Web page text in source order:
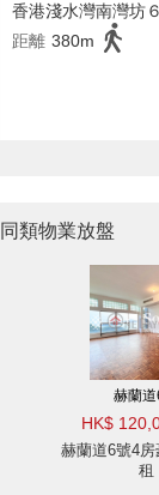
香港淺水灣南灣坊
距離 380m
同類物業放盤
赫蘭
HK$
赫蘭道6號4房
租